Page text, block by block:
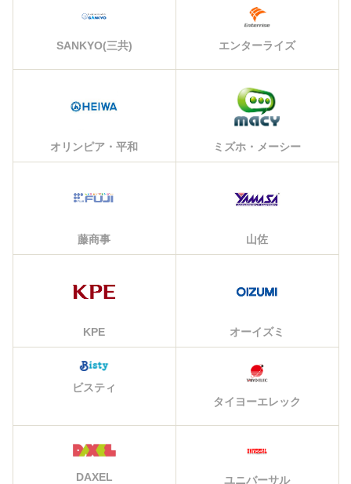
SANKYO(三共) エンターライズ
オリンピア・平和 ミズホ・メーシー
藤商事 山佐
KPE オーイズミ
ビスティ
タイヨーエレック
DAXEL ユニバーサル